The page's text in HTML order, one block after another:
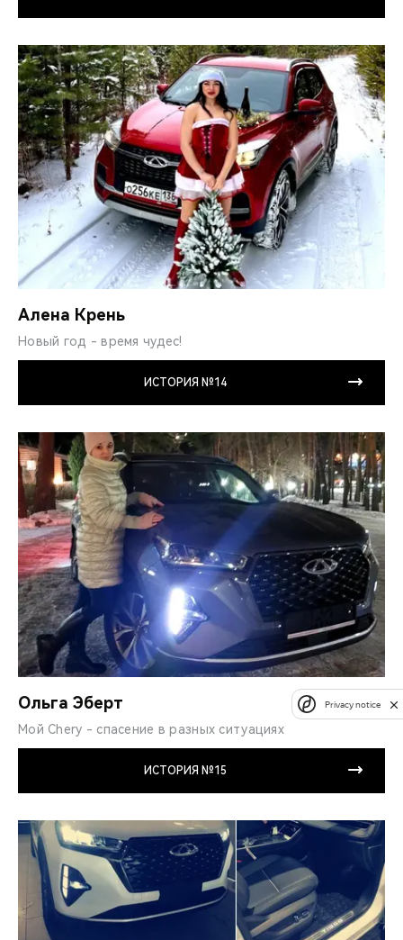
Алена Крень
Новый год - время чудес!
ИСТОРИЯ №14
Ольга Эберт
Мой Chery - спасение в разных ситуациях
ИСТОРИЯ №15
Privacy notice